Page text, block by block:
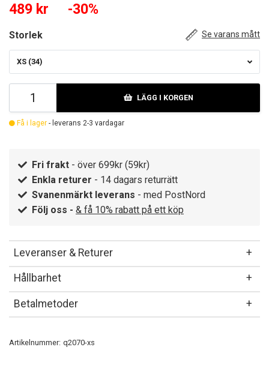
489 kr -30%
Storlek Se varans mått
XS (34)
LÄGG I KORGEN
Få i lager - leverans 2-3 vardagar
Fri frakt - över 699kr (59kr)
Enkla returer - 14 dagars returrätt
Svanenmärkt leverans - med PostNord
Följ oss - & få 10% rabatt på ett köp
Leveranser & Returer
Hållbarhet
Betalmetoder
Artikelnummer: q2070-xs